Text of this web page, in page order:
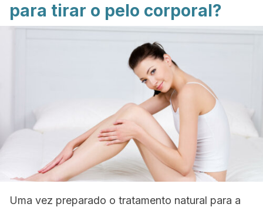
para tirar o pelo corporal?
Uma vez preparado o tratamento natural para a